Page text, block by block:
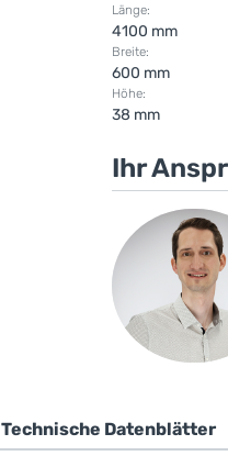
Länge:
4100 mm
Breite:
600 mm
Höhe:
38 mm
Ihr
Technische Datenblätter